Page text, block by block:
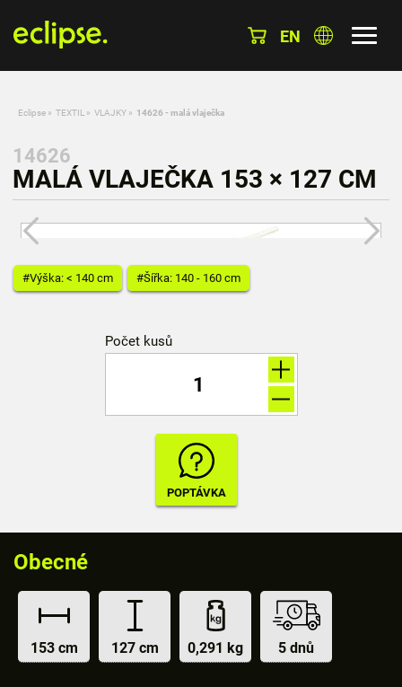
EN
Eclipse » TEXTIL » VLAJKY » 14626 - malá vlaječka
14626
MALÁ VLAJEČKA 153 × 127 CM
#Výška: < 140 cm #Šířka: 140 - 160 cm
Počet kusů
Obecné
153 cm 127 cm 0,291 kg 5 dnů